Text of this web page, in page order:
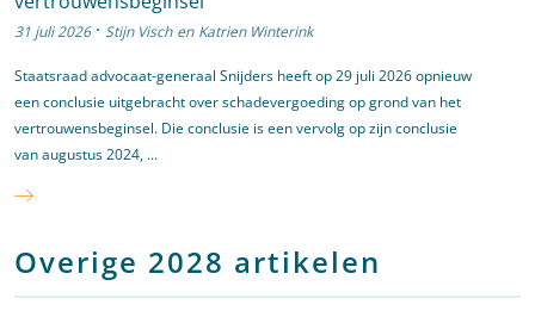
31 juli 2026 · Stijn Visch en Katrien Winterink
Staatsraad advocaat-generaal Snijders heeft op 29 juli 2026 opnieuw
een conclusie uitgebracht over schadevergoeding op grond van het
vertrouwensbeginsel. Die conclusie is een vervolg op zijn conclusie
van augustus 2024, ...
Overige 2028 artikelen